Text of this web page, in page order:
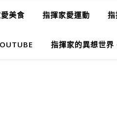
美食 指揮家愛運動
指揮家的異想世界